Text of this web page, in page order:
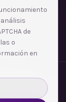
·Terrassa·Badalona
de
o
en